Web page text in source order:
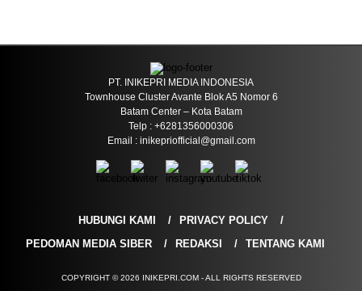
PT. INIKEPRI MEDIA INDONESIA
Townhouse Cluster Avante Blok A5 Nomor 6
Batam Center – Kota Batam
Telp : +6281356000306
Email : inikepriofficial@gmail.com
HUBUNGI KAMI
PRIVACY POLICY
PEDOMAN MEDIA SIBER
REDAKSI TENTANG KAMI
COPYRIGHT © 2026 INIKEPRI.COM - ALL RIGHTS RESERVED